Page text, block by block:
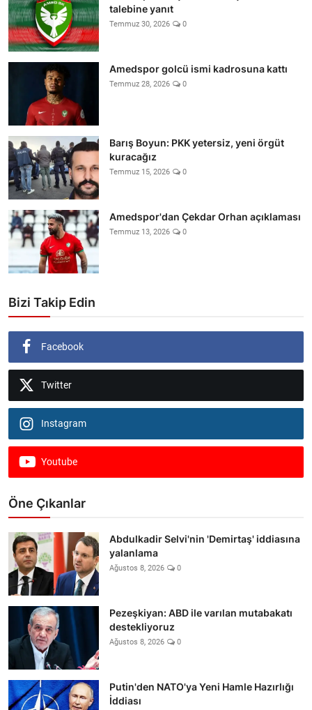
talebine yanıt
Temmuz 30, 2026 0
Amedspor golcü ismi kadrosuna kattı
Temmuz 28, 2026 0
Barış Boyun: PKK yetersiz, yeni örgüt
kuracağız
Temmuz 15, 2026 0
Amedspor'dan Çekdar Orhan açıklaması
Temmuz 13, 2026 0
Bizi Takip Edin
Facebook
Twitter
Instagram
Youtube
Öne Çıkanlar
Abdulkadir Selvi'nin 'Demirtaş' iddiasına
yalanlama
Ağustos 8, 2026 0
Pezeşkiyan: ABD ile varılan mutabakatı
destekliyoruz
Ağustos 8, 2026 0
Putin'den NATO'ya Yeni Hamle Hazırlığı
İddiası